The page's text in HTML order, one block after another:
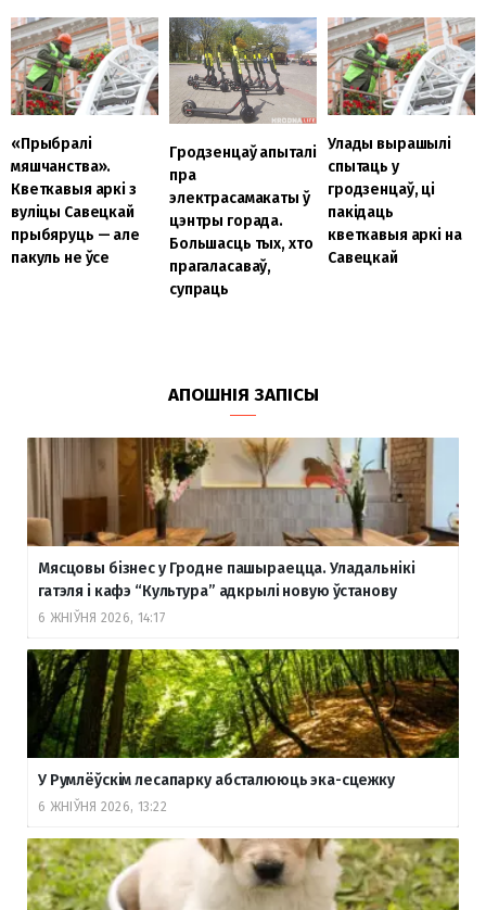
«Прыбралі
мяшчанства».
Кветкавыя аркі з
вуліцы Савецкай
прыбяруць — але
пакуль не ўсе
Гродзенцаў апыталі
пра
электрасамакаты ў
цэнтры горада.
Большасць тых, хто
прагаласаваў,
супраць
Улады вырашылі
спытаць у
гродзенцаў, ці
пакідаць
кветкавыя аркі на
Савецкай
АПОШНІЯ ЗАПІСЫ
Мясцовы бізнес у Гродне пашыраецца. Уладальнікі
гатэля і кафэ “Культура” адкрылі новую ўстанову
6 ЖНІЎНЯ 2026, 14:17
У Румлёўскім лесапарку абсталююць эка-сцежку
6 ЖНІЎНЯ 2026, 13:22